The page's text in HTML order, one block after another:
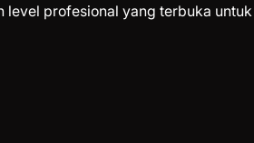
level profesional yang terbuka untuk